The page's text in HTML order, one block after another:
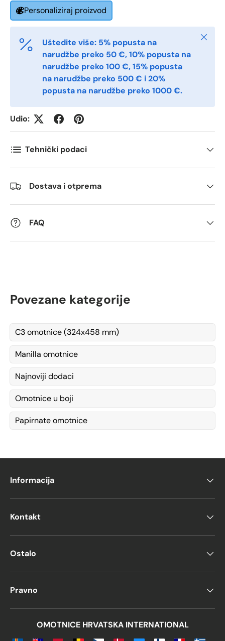
Antall *
Kommentarer
Personaliziraj proizvod
Uštedite više: 5% popusta na
narudžbe preko 50 €, 10% popusta na
narudžbe preko 100 €, 15% popusta
na narudžbe preko 500 € i 20%
popusta na narudžbe preko 1000 €.
Udio:
Tehnički podaci
Dostava i otprema
FAQ
Povezane kategorije
C3 omotnice (324x458 mm)
Manilla omotnice
Najnoviji dodaci
Omotnice u boji
Papirnate omotnice
Informacija
Kontakt
Ostalo
Pravno
OMOTNICE HRVATSKA INTERNATIONAL